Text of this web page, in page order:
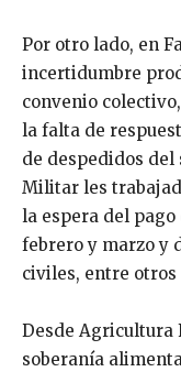
Por otro lado, en
incertidumbre
convenio
la falta de
de despedidos del
Militar les
la espera del
febrero y marzo y
civiles, entre otros
Desde Agricultura
soberanía